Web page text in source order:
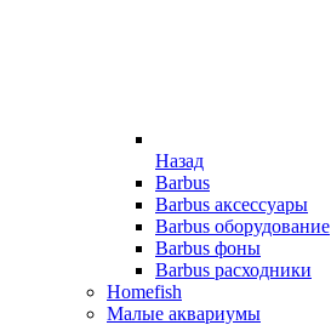
Назад
Barbus
Barbus аксессуары
Barbus оборудование
Barbus фоны
Barbus расходники
Homefish
Малые аквариумы